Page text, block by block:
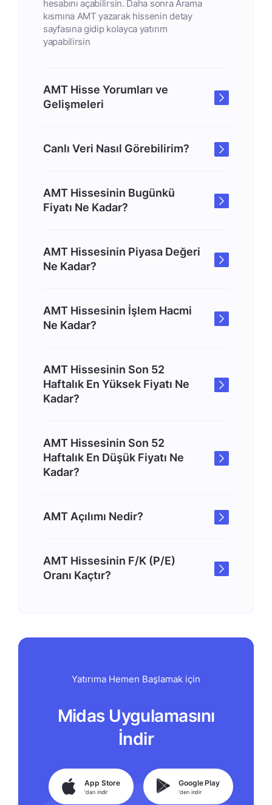
hesabını açabilirsin. Daha sonra Arama
kısmına AMT yazarak hissenin detay
sayfasına gidip kolayca yatırım
yapabilirsin
AMT Hisse Yorumları ve
Gelişmeleri
Canlı Veri Nasıl Görebilirim?
AMT Hissesinin Bugünkü
Fiyatı Ne Kadar?
AMT Hissesinin Piyasa Değeri
Ne Kadar?
AMT Hissesinin İşlem Hacmi
Ne Kadar?
AMT Hissesinin Son 52
Haftalık En Yüksek Fiyatı Ne
Kadar?
AMT Hissesinin Son 52
Haftalık En Düşük Fiyatı Ne
Kadar?
AMT Açılımı Nedir?
AMT Hissesinin F/K (P/E)
Oranı Kaçtır?
Yatırıma Hemen Başlamak için
Midas Uygulamasını
İndir
App Store
'dan indir
Google Play
'den indir